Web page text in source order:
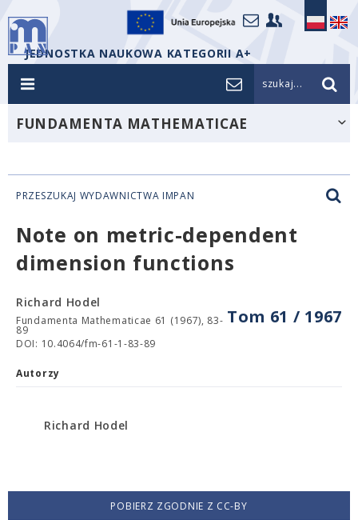
JEDNOSTKA NAUKOWA KATEGORII A+
szukaj...
FUNDAMENTA MATHEMATICAE
PRZESZUKAJ WYDAWNICTWA IMPAN
Note on metric-dependent
dimension functions
Tom 61 / 1967
Richard Hodel
Fundamenta Mathematicae 61 (1967), 83-
89
DOI: 10.4064/fm-61-1-83-89
Autorzy
Richard Hodel
POBIERZ ZGODNIE Z CC-BY